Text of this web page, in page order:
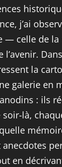
j’ai
— celle de
l’avenir.
la
galerie en
: ils
là,
en